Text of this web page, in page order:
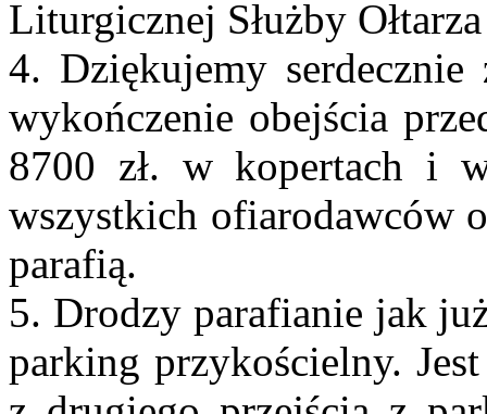
Liturgicznej Służby
4. Dziękujemy
wykończenie obejścia
8700 zł. w kopertach i
wszystkich ofiarodawców
parafią.
5. Drodzy parafianie jak
parking przykościelny.